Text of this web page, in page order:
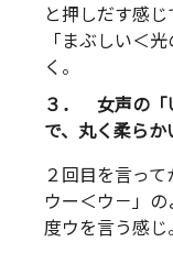
と押しだす感じ
「まぶしい＜
く。
３． 女声の「
で、丸く柔らか
２回目を言っ
ウー＜ウ－」
度ウを言う感じ